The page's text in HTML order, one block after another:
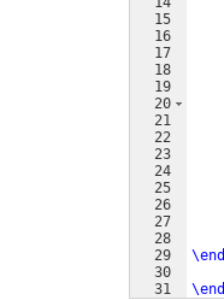
15
16
17
18
19
20
21
22
23
24
25
26
27
28
29
30
31
\end
\end